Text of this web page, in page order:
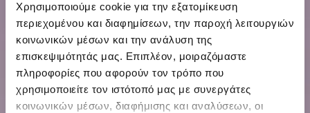
Χρησιμοποιούμε cookie για την εξατομίκευση
περιεχομένου και διαφημίσεων, την παροχή λειτουργιών
κοινωνικών μέσων και την ανάλυση της
επισκεψιμότητάς μας. Επιπλέον, μοιραζόμαστε
πληροφορίες που αφορούν τον τρόπο που
χρησιμοποιείτε τον ιστότοπό μας με συνεργάτες
κοινωνικών μέσων, διαφήμισης και αναλύσεων, οι